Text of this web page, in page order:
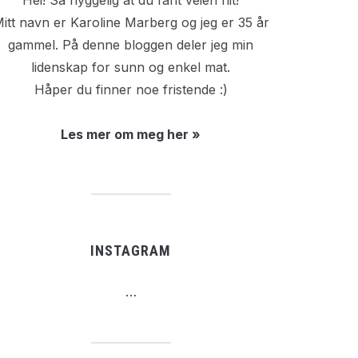
navn er Karoline Marberg og jeg er 35 år
gammel. På denne bloggen deler jeg min
lidenskap for sunn og enkel mat.
Håper du finner noe fristende :)
Les mer om meg her »
INSTAGRAM
…